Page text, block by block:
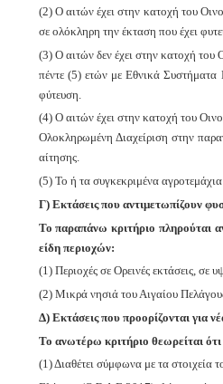
(2) Ο αιτών έχει στην κατοχή του
σε ολόκληρη την έκταση που έχει
(3) Ο αιτών δεν έχει στην κατοχή
πέντε (5) ετών με Εθνικά
φύτευση.
(4) Ο αιτών έχει στην κατοχή του
Ολοκληρωμένη Διαχείριση στην
αίτησης.
(5) Το ή τα συγκεκριμένα
Γ) Εκτάσεις που αντιμετωπίζουν
Το παραπάνω κριτήριο πληρούται
είδη περιοχών:
(1) Περιοχές σε Ορεινές εκτάσεις,
(2) Μικρά νησιά του Αιγαίου
Δ) Εκτάσεις που προορίζονται για
Το ανωτέρω κριτήριο θεωρείται
(1) Διαθέτει σύμφωνα με τα στοιχεία